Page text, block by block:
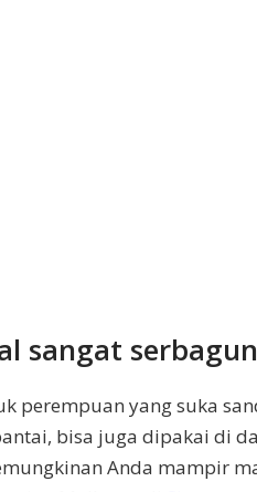
sangat
perempuan yang suka
bisa juga dipakai di
Anda mampir